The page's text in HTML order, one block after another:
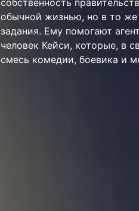
собственность
обычной жизнью, но в то же
задания. Ему помогают
человек Кейси, которые, в
смесь комедии, боевика и